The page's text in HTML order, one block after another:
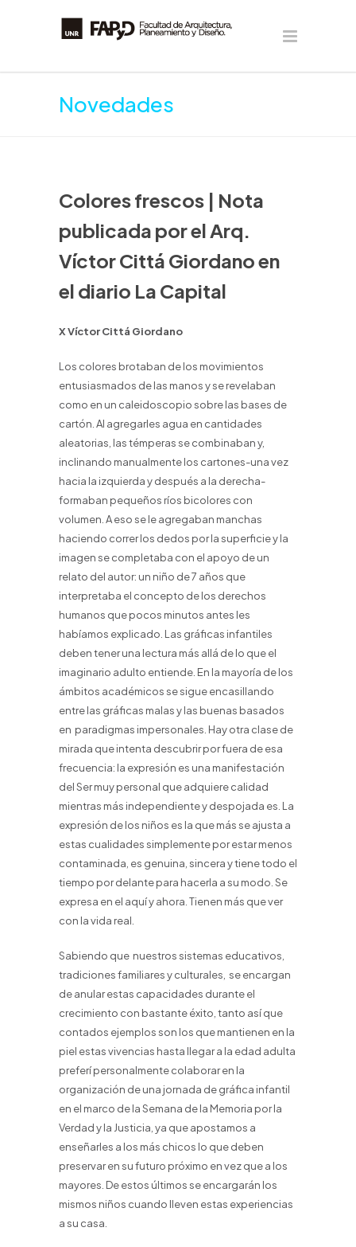
Novedades
Colores frescos | Nota
publicada por el Arq.
Víctor Cittá Giordano en
el diario La Capital
X Víctor Cittá Giordano
Los colores brotaban de los movimientos
entusiasmados de las manos y se revelaban
como en un caleidoscopio sobre las bases de
cartón. Al agregarles agua en cantidades
aleatorias, las témperas se combinaban y,
inclinando manualmente los cartones-una vez
hacia la izquierda y después a la derecha-
formaban pequeños ríos bicolores con
volumen. A eso se le agregaban manchas
haciendo correr los dedos por la superficie y la
imagen se completaba con el apoyo de un
relato del autor: un niño de 7 años que
interpretaba el concepto de los derechos
humanos que pocos minutos antes les
habíamos explicado. Las gráficas infantiles
deben tener una lectura más allá de lo que el
imaginario adulto entiende. En la mayoría de los
ámbitos académicos se sigue encasillando
entre las gráficas malas y las buenas basados
en paradigmas impersonales. Hay otra clase de
mirada que intenta descubrir por fuera de esa
frecuencia: la expresión es una manifestación
del Ser muy personal que adquiere calidad
mientras más independiente y despojada es. La
expresión de los niños es la que más se ajusta a
estas cualidades simplemente por estar menos
contaminada, es genuina, sincera y tiene todo el
tiempo por delante para hacerla a su modo. Se
expresa en el aquí y ahora. Tienen más que ver
con la vida real.
Sabiendo que nuestros sistemas educativos,
tradiciones familiares y culturales, se encargan
de anular estas capacidades durante el
crecimiento con bastante éxito, tanto así que
contados ejemplos son los que mantienen en la
piel estas vivencias hasta llegar a la edad adulta
preferí personalmente colaborar en la
organización de una jornada de gráfica infantil
en el marco de la Semana de la Memoria por la
Verdad y la Justicia, ya que apostamos a
enseñarles a los más chicos lo que deben
preservar en su futuro próximo en vez que a los
mayores. De estos últimos se encargarán los
mismos niños cuando lleven estas experiencias
a su casa.